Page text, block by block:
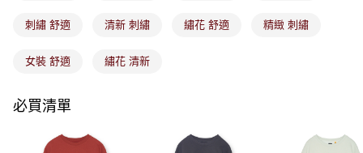
刺繡 舒適 清新 刺繡 繡花 舒適 精緻 刺繡
女裝 舒適 繡花 清新
必買清單